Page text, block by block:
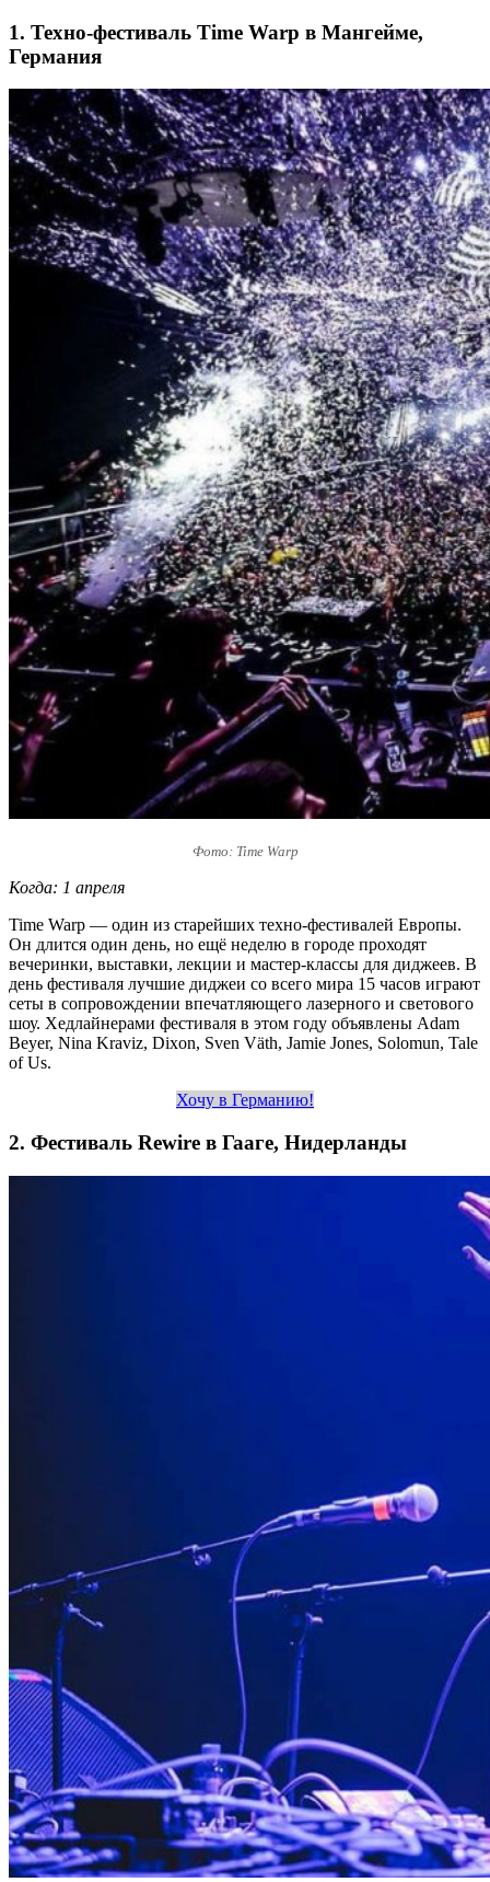
1. Техно-фестиваль Time Warp в Мангейме,
Германия
Фото: Time Warp
Когда: 1 апреля
Time Warp — один из старейших техно-фестивалей Европы.
Он длится один день, но ещё неделю в городе проходят
вечеринки, выставки, лекции и мастер-классы для диджеев. В
день фестиваля лучшие диджеи со всего мира 15 часов играют
сеты в сопровождении впечатляющего лазерного и светового
шоу. Хедлайнерами фестиваля в этом году объявлены Adam
Beyer, Nina Kraviz, Dixon, Sven Väth, Jamie Jones, Solomun, Tale
of Us.
Хочу в Германию!
2. Фестиваль Rewire в Гааге, Нидерланды